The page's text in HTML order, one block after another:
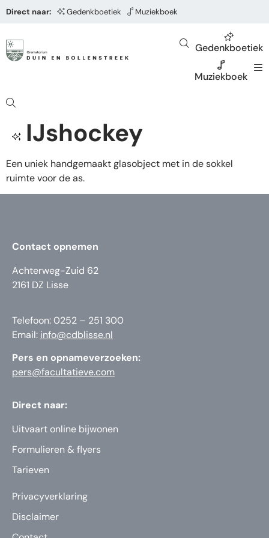
Direct naar: Gedenkboetiek Muziekboek
Gedenkboetiek
Muziekboek
IJshockey
Een uniek handgemaakt glasobject met in de sokkel
ruimte voor de as.
Contact opnemen
Achterweg-Zuid 62
2161 DZ Lisse
Telefoon: 0252 – 251 300
Email: info@cdblisse.nl
Pers en opnameverzoeken:
pers@facultatieve.com
Direct naar:
Uitvaart online bijwonen
Formulieren & flyers
Tarieven
Privacyverklaring
Disclaimer